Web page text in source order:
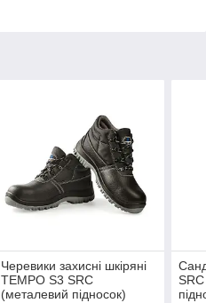
Черевики захисні шкіряні
TEMPO S3 SRC
(металевий підносок)